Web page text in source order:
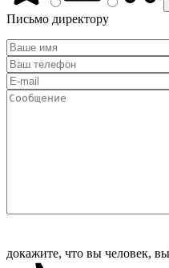
Письмо директору
докажите, что вы человек,